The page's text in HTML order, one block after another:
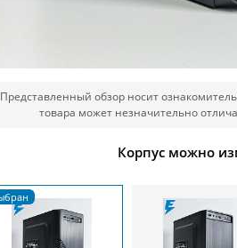
Представленный обзор носит
товара может незначительно
Корпус можно